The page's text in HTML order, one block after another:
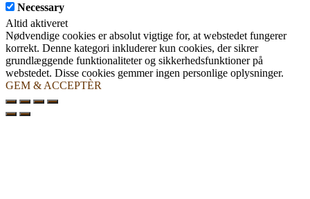
Necessary
Altid aktiveret
Nødvendige cookies er absolut vigtige for, at webstedet fungerer
korrekt. Denne kategori inkluderer kun cookies, der sikrer
grundlæggende funktionaliteter og sikkerhedsfunktioner på
webstedet. Disse cookies gemmer ingen personlige oplysninger.
GEM & ACCEPTÈR